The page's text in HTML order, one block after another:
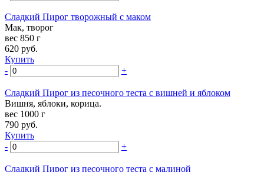
Сладкий Пирог творожный с маком
Мак, творог
вес 850 г
620 руб.
Купить
-
+
Сладкий Пирог из песочного теста с вишней и яблоком
Вишня, яблоки, корица.
вес 1000 г
790 руб.
Купить
-
+
Сладкий Пирог из песочного теста с малиной